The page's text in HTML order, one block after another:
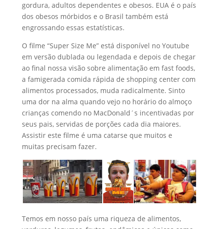
gordura, adultos dependentes e obesos. EUA é o país
dos obesos mórbidos e o Brasil também está
engrossando essas estatísticas.
O filme “Super Size Me” está disponível no Youtube
em versão dublada ou legendada e depois de chegar
ao final nossa visão sobre alimentação em fast foods,
a famigerada comida rápida de shopping center com
alimentos processados, muda radicalmente. Sinto
uma dor na alma quando vejo no horário do almoço
crianças comendo no MacDonald´s incentivadas por
seus pais, servidas de porções cada dia maiores.
Assistir este filme é uma catarse que muitos e
muitas precisam fazer.
Temos em nosso país uma riqueza de alimentos,